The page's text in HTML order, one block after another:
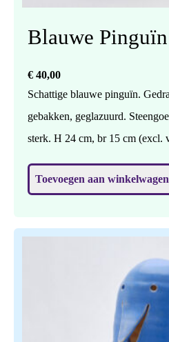
Blauwe Pinguïn
€ 40,00
Schattige blauwe pinguïn. Gedraaid op de draaischijf,
gebakken, geglazuurd. Steengoed gebakken (1240), dus
sterk. H 24 cm, br 15 cm (excl. vleugels). Mooi setje met
Toevoegen aan winkelwagen